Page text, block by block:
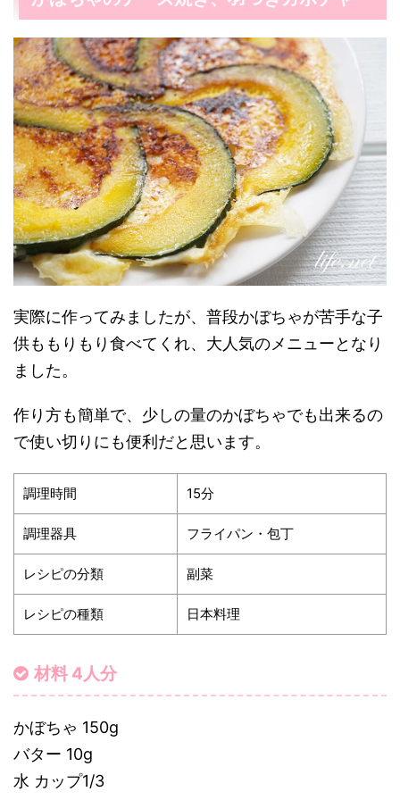
実際に作ってみましたが、普段かぼちゃが苦手な子
供ももりもり食べてくれ、大人気のメニューとなり
ました。
作り方も簡単で、少しの量のかぼちゃでも出来るの
で使い切りにも便利だと思います。
調理時間 15分
調理器具 フライパン・包丁
レシピの分類 副菜
レシピの種類 日本料理
材料 4人分
かぼちゃ 150g
バター 10g
水 カップ1/3